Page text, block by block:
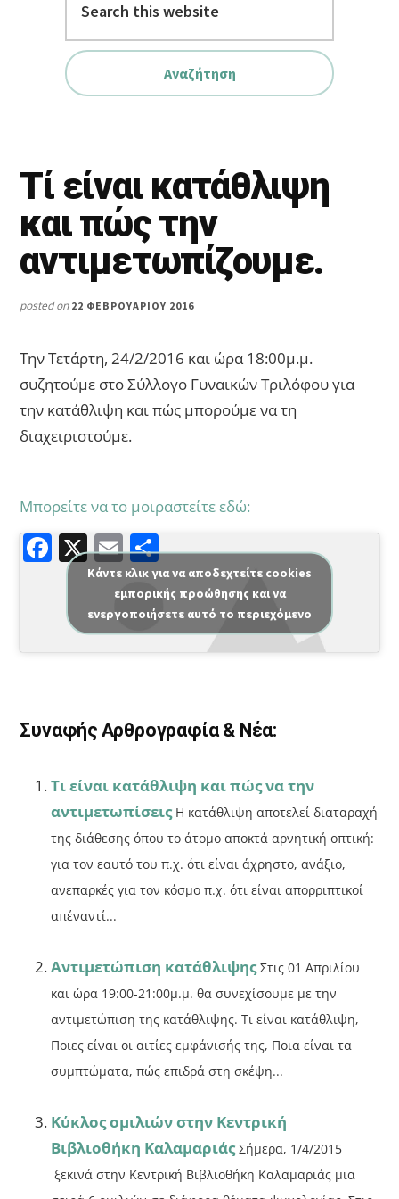
website
Τί είναι κατάθλιψη
και πώς την
αντιμετωπίζουμε.
posted on 22 ΦΕΒΡΟΥΑΡΊΟΥ 2016
Την Τετάρτη, 24/2/2016 και ώρα 18:00μ.μ.
συζητούμε στο Σύλλογο Γυναικών Τριλόφου για
την κατάθλιψη και πώς μπορούμε να τη
διαχειριστούμε.
Μπορείτε να το μοιραστείτε εδώ:
F
a
e
b
o
k
X E
m
ai
l
Μ
οι
ρ
α
σ
ίτ
ε
Κάντε κλικ για να αποδεχτείτε cookies
εμπορικής προώθησης και να
ενεργοποιήσετε αυτό το περιεχόμενο
Συναφής Αρθρογραφία & Νέα:
Τι είναι κατάθλιψη και πώς να την
αντιμετωπίσεις Η κατάθλιψη αποτελεί διαταραχή
της διάθεσης όπου το άτομο αποκτά αρνητική οπτική:
για τον εαυτό του π.χ. ότι είναι άχρηστο, ανάξιο,
ανεπαρκές για τον κόσμο π.χ. ότι είναι απορριπτικοί
απέναντί...
Αντιμετώπιση κατάθλιψης Στις 01 Απριλίου
και ώρα 19:00-21:00μ.μ. θα συνεχίσουμε με την
αντιμετώπιση της κατάθλιψης. Τι είναι κατάθλιψη,
Ποιες είναι οι αιτίες εμφάνισής της, Ποια είναι τα
συμπτώματα, πώς επιδρά στη σκέψη...
Κύκλος ομιλιών στην Κεντρική
Βιβλιοθήκη Καλαμαριάς Σήμερα, 1/4/2015
ξεκινά στην Κεντρική Βιβλιοθήκη Καλαμαριάς μια